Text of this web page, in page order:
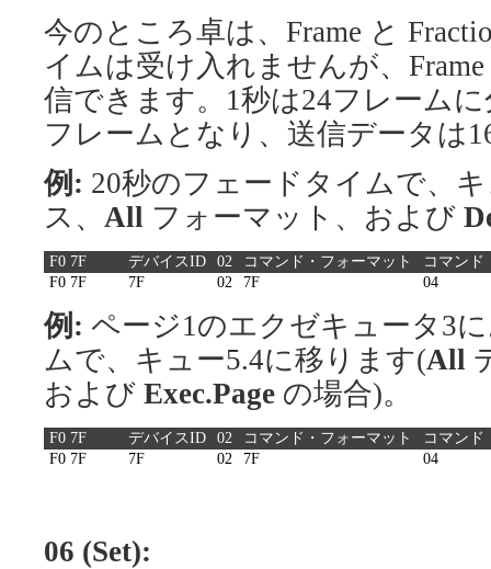
今のところ卓は、Frame と
イムは受け入れませんが、
信できます。1秒は24フレーム
フレームとなり、送信データは
例: 20秒のフェードタイムで、
ス、 All フォーマット、および
F0 7F デバイスID 02 コマンド・フォーマット
コマンド
F0 7F
7F 02 7F 04
例: ページ1のエクゼキュータ3
ムで、キュー5.4に移ります(All
および Exec.Page の場合)。
F0 7F デバイスID 02 コマンド・フォーマット
コマンド
F0 7F
7F 02 7F 04
06 (Set):